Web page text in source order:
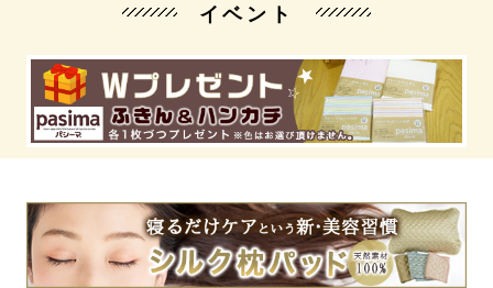
イベント